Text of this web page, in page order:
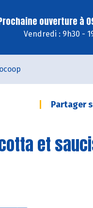
ouverture à
Vendredi : 9h30 -
Partager
et